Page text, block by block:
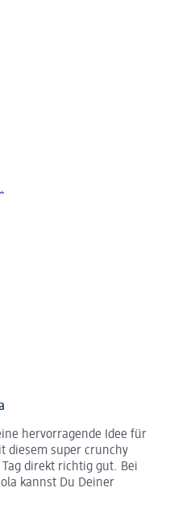
hervorragende Idee für
diesem super crunchy
direkt richtig gut. Bei
kannst Du Deiner